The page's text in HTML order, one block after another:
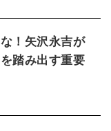
！矢沢永吉が
踏み出す重要